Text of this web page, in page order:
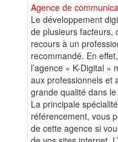
Agence de
Le développement
de plusieurs facteurs,
recours à un
recommandé. En
l’agence « K-Digital »
aux professionnels et
grande qualité dans
La principale
référencement, vous
de cette agence si